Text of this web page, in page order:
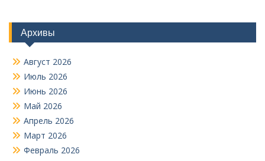
Архивы
Август 2026
Июль 2026
Июнь 2026
Май 2026
Апрель 2026
Март 2026
Февраль 2026